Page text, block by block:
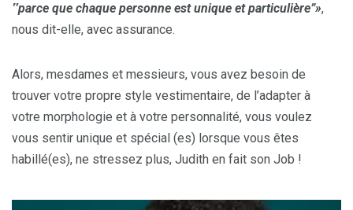
‟parce que chaque personne est unique et particulière”»,
nous dit-elle, avec assurance.
Alors, mesdames et messieurs, vous avez besoin de
trouver votre propre style vestimentaire, de l’adapter à
votre morphologie et à votre personnalité, vous voulez
vous sentir unique et spécial (es) lorsque vous êtes
habillé(es), ne stressez plus, Judith en fait son Job !